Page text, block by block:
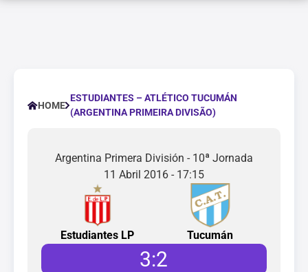
HOME
ESTUDIANTES – ATLÉTICO TUCUMÁN
(ARGENTINA PRIMEIRA DIVISÃO)
Argentina Primera División - 10ª Jornada
11 Abril 2016 - 17:15
Estudiantes LP Tucumán
3:2